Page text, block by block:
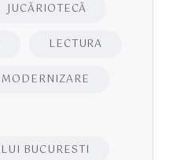
JUCĂRIOTECĂ
LECTURA
MODERNIZARE
BUCURESTI